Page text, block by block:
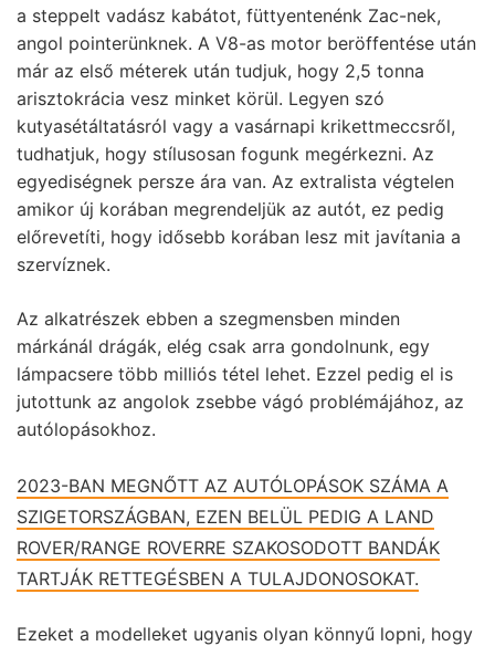
a steppelt vadász kabátot, füttyentenénk Zac-nek,
angol pointerünknek. A V8-as motor beröffentése után
már az első méterek után tudjuk, hogy 2,5 tonna
arisztokrácia vesz minket körül. Legyen szó
kutyasétáltatásról vagy a vasárnapi krikettmeccsről,
tudhatjuk, hogy stílusosan fogunk megérkezni. Az
egyediségnek persze ára van. Az extralista végtelen
amikor új korában megrendeljük az autót, ez pedig
előrevetíti, hogy idősebb korában lesz mit javítania a
szervíznek.
Az alkatrészek ebben a szegmensben minden
márkánál drágák, elég csak arra gondolnunk, egy
lámpacsere több milliós tétel lehet. Ezzel pedig el is
jutottunk az angolok zsebbe vágó problémájához, az
autólopásokhoz.
2023-BAN MEGNŐTT AZ AUTÓLOPÁSOK SZÁMA A
SZIGETORSZÁGBAN, EZEN BELÜL PEDIG A LAND
ROVER/RANGE ROVERRE SZAKOSODOTT BANDÁK
TARTJÁK RETTEGÉSBEN A TULAJDONOSOKAT.
Ezeket a modelleket ugyanis olyan könnyű lopni, hogy